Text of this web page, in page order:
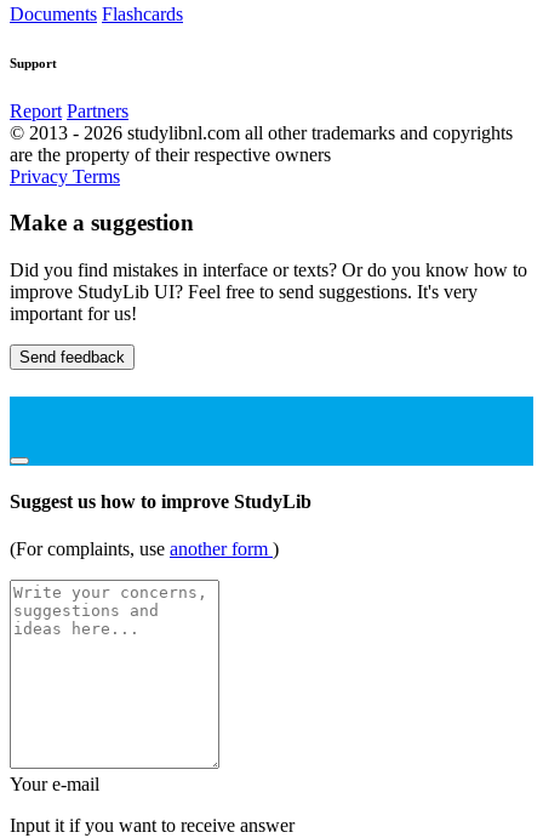
Documents Flashcards
Support
Report Partners
© 2013 - 2026 studylibnl.com all other trademarks and copyrights
are the property of their respective owners
Privacy Terms
Make a suggestion
Did you find mistakes in interface or texts? Or do you know how to
improve StudyLib UI? Feel free to send suggestions. It's very
important for us!
Send feedback
Suggest us how to improve StudyLib
(For complaints, use another form )
Your e-mail
Input it if you want to receive answer